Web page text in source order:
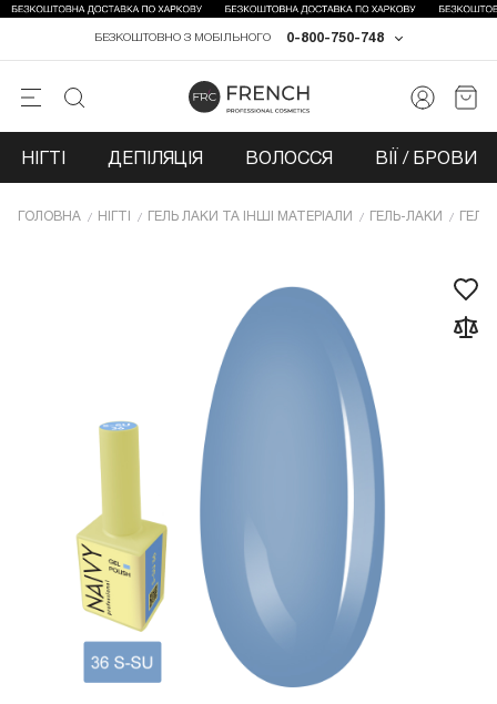
0-800-750-748
БЕЗКОШТОВНО З МОБІЛЬНОГО
НІГТІ ДЕПІЛЯЦІЯ ВОЛОССЯ ВІЇ / БРОВИ
ГОЛОВНА НІГТІ ГЕЛЬ ЛАКИ ТА ІНШІ МАТЕРІАЛИ ГЕЛЬ-ЛАКИ